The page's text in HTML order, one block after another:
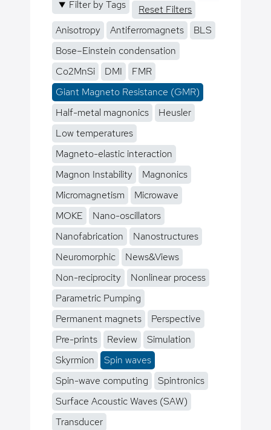
Filter by Tags
Reset Filters
Anisotropy
Antiferromagnets
BLS
Bose–Einstein condensation
Co2MnSi
DMI
FMR
Giant Magneto Resistance (GMR)
Half-metal magnonics
Heusler
Low temperatures
Magneto-elastic interaction
Magnon Instability
Magnonics
Micromagnetism
Microwave
MOKE
Nano-oscillators
Nanofabrication
Nanostructures
Neuromorphic
News&Views
Non-reciprocity
Nonlinear process
Parametric Pumping
Permanent magnets
Perspective
Pre-prints
Review
Simulation
Skyrmion
Spin waves
Spin-wave computing
Spintronics
Surface Acoustic Waves (SAW)
Transducer